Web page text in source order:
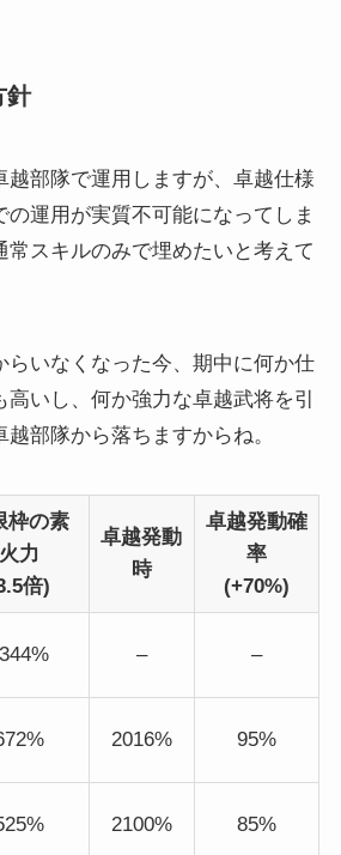
針
越部隊で運用しますが、卓越仕様
の運用が実質不可能になってしま
常スキルのみで埋めたいと考えて
らいなくなった今、期中に何か仕
いし、何か強力な卓越武将を引
部隊から落ちますからね。
枠の素
火力
倍)
卓越発動
時
卓越発動確
率
(+70%)
– –
2016% 95%
2100% 85%